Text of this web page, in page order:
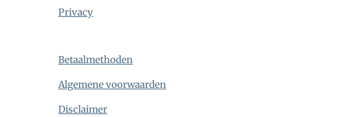
Privacy
Betaalmethoden
Algemene voorwaarden
Disclaimer